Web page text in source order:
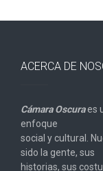
ACERCA DE
Cámara Oscuraes
enfoque
social y cultural.
sido la gente, sus
historias, sus